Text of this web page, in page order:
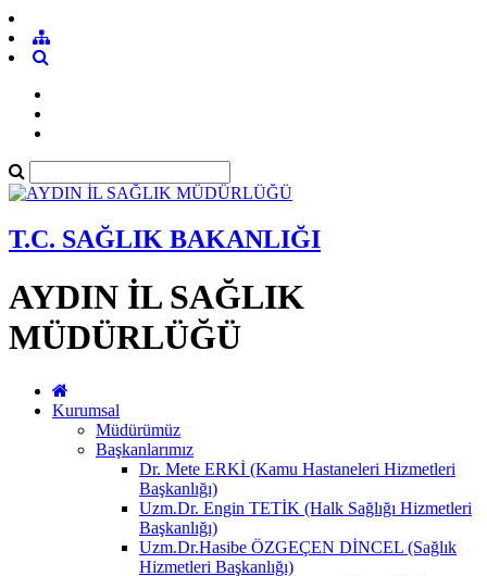
T.C. SAĞLIK BAKANLIĞI
AYDIN İL SAĞLIK
MÜDÜRLÜĞÜ
Kurumsal
Müdürümüz
Başkanlarımız
Dr. Mete ERKİ (Kamu Hastaneleri Hizmetleri
Başkanlığı)
Uzm.Dr. Engin TETİK (Halk Sağlığı Hizmetleri
Başkanlığı)
Uzm.Dr.Hasibe ÖZGEÇEN DİNCEL (Sağlık
Hizmetleri Başkanlığı)